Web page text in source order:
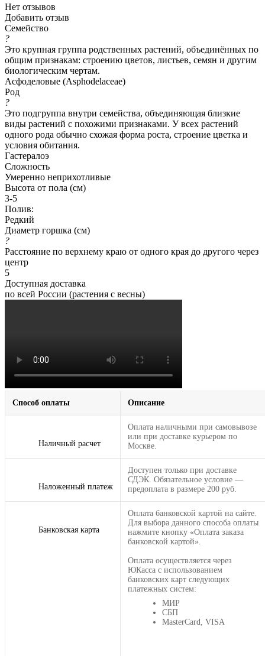
Нет отзывов
Добавить отзыв
Семейство
?
Это крупная группа родственных растений, объединённых по
общим признакам: строению цветов, листьев, семян и другим
биологическим чертам.
Асфоделовые (Asphodelaceae)
Род
?
Это подгруппа внутри семейства, объединяющая близкие
виды растений с похожими признаками. У всех растений
одного рода обычно схожая форма роста, строение цветка и
условия обитания.
Гастералоэ
Сложность
Умеренно неприхотливые
Высота от пола (см)
3-5
Полив:
Редкий
Диаметр горшка (см)
?
Расстояние по верхнему краю от одного края до другого через
центр
5
Доступная доставка
по всей России (растения с весны)
Способ оплаты Описание
Наличный расчет
Оплата наличными при самовывозе
или при доставке курьером по
Москве.
Наложенный платеж
Доступен только при доставке
СДЭК. Обязательное условие —
предоплата в размере 200 руб.
Банковская карта
Оплата банковской картой на сайте.
Для выбора данного способа оплаты
нажмите кнопку «Оплата заказа
банковской картой».
Оплата осуществляется через
ЮКасса с использованием
банковских карт следующих
платежных систем:
МИР
СБП
MasterCard, VISA